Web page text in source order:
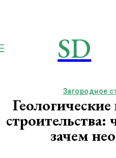
SD
Загородное
строительства:
зачем